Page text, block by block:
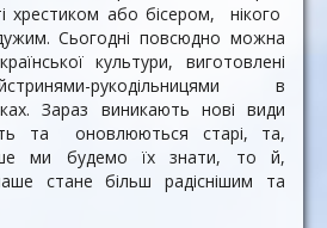
хрестиком або бісером, нікого
Сьогодні повсюдно можна
культури, виготовлені
рукодільницями в
Зараз виникають нові види
та оновлюються старі, та,
ми будемо їх знати, то й,
стане більш радіснішим та